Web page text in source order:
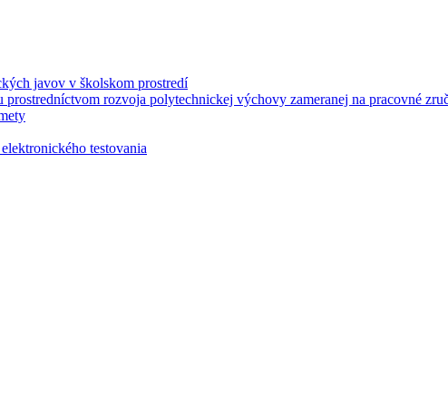
javov v školskom prostredí
rozvoja polytechnickej výchovy zameranej na pracovné
testovania